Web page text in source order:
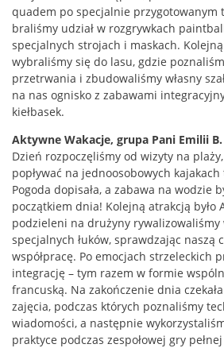
quadem po specjalnie przygotowanym
braliśmy udział w rozgrywkach
specjalnych strojach i maskach.
wybraliśmy się do lasu, gdzie
przetrwania i zbudowaliśmy własny
na nas ognisko z zabawami
kiełbasek.
Aktywne Wakacje, grupa Pani Emilii B.
Dzień rozpoczęliśmy od wizyty na
popływać na jednoosobowych
Pogoda dopisała, a zabawa na wodzie
początkiem dnia! Kolejną atrakcją było
podzieleni na drużyny rywalizowaliśmy
specjalnych łuków, sprawdzając naszą
współpracę. Po emocjach strzeleckich
integrację – tym razem w formie
francuską. Na zakończenie dnia
zajęcia, podczas których poznaliśmy
wiadomości, a następnie
praktyce podczas zespołowej gry